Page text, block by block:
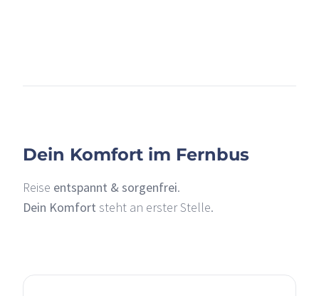
Dein Komfort im Fernbus
Reise entspannt & sorgenfrei.
Dein Komfort steht an erster Stelle.